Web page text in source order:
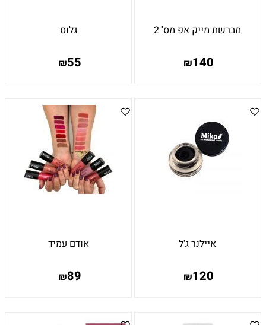
מברשת מייק אפ מס' 2
₪140
גלוס
₪55
איילנר ג'ל
₪120
אודם עמיד
₪89